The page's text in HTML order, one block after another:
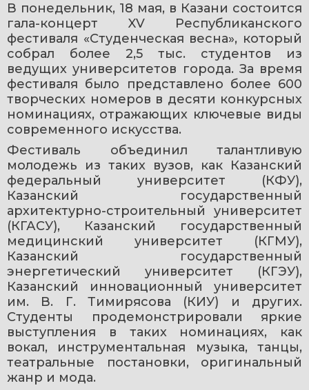
В понедельник, 18 мая, в Казани состоится
гала-концерт XV Республиканского
фестиваля «Студенческая весна», который
собрал более 2,5 тыс. студентов из
ведущих университетов города. За время
фестиваля было представлено более 600
творческих номеров в десяти конкурсных
номинациях, отражающих ключевые виды
современного искусства.
Фестиваль объединил талантливую
молодежь из таких вузов, как Казанский
федеральный университет (КФУ),
Казанский государственный
архитектурно-строительный университет
(КГАСУ), Казанский государственный
медицинский университет (КГМУ),
Казанский государственный
энергетический университет (КГЭУ),
Казанский инновационный университет
им. В. Г. Тимирясова (КИУ) и других.
Студенты продемонстрировали яркие
выступления в таких номинациях, как
вокал, инструментальная музыка, танцы,
театральные постановки, оригинальный
жанр и мода.